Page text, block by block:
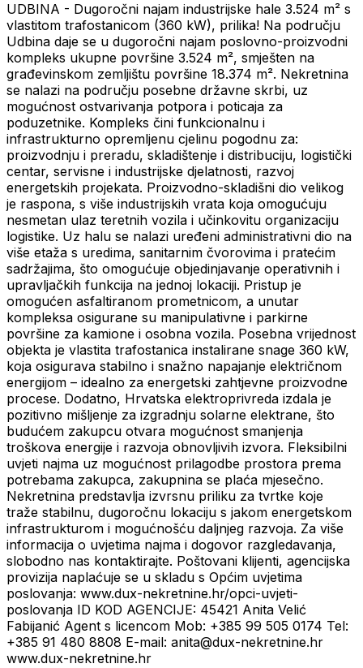
UDBINA - Dugoročni najam industrijske hale 3.524 m² s
vlastitom trafostanicom (360 kW), prilika! Na području
Udbina daje se u dugoročni najam poslovno-proizvodni
kompleks ukupne površine 3.524 m², smješten na
građevinskom zemljištu površine 18.374 m². Nekretnina
se nalazi na području posebne državne skrbi, uz
mogućnost ostvarivanja potpora i poticaja za
poduzetnike. Kompleks čini funkcionalnu i
infrastrukturno opremljenu cjelinu pogodnu za:
proizvodnju i preradu, skladištenje i distribuciju, logistički
centar, servisne i industrijske djelatnosti, razvoj
energetskih projekata. Proizvodno-skladišni dio velikog
je raspona, s više industrijskih vrata koja omogućuju
nesmetan ulaz teretnih vozila i učinkovitu organizaciju
logistike. Uz halu se nalazi uređeni administrativni dio na
više etaža s uredima, sanitarnim čvorovima i pratećim
sadržajima, što omogućuje objedinjavanje operativnih i
upravljačkih funkcija na jednoj lokaciji. Pristup je
omogućen asfaltiranom prometnicom, a unutar
kompleksa osigurane su manipulativne i parkirne
površine za kamione i osobna vozila. Posebna vrijednost
objekta je vlastita trafostanica instalirane snage 360 kW,
koja osigurava stabilno i snažno napajanje električnom
energijom – idealno za energetski zahtjevne proizvodne
procese. Dodatno, Hrvatska elektroprivreda izdala je
pozitivno mišljenje za izgradnju solarne elektrane, što
budućem zakupcu otvara mogućnost smanjenja
troškova energije i razvoja obnovljivih izvora. Fleksibilni
uvjeti najma uz mogućnost prilagodbe prostora prema
potrebama zakupca, zakupnina se plaća mjesečno.
Nekretnina predstavlja izvrsnu priliku za tvrtke koje
traže stabilnu, dugoročnu lokaciju s jakom energetskom
infrastrukturom i mogućnošću daljnjeg razvoja. Za više
informacija o uvjetima najma i dogovor razgledavanja,
slobodno nas kontaktirajte. Poštovani klijenti, agencijska
provizija naplaćuje se u skladu s Općim uvjetima
poslovanja: www.dux-nekretnine.hr/opci-uvjeti-
poslovanja ID KOD AGENCIJE: 45421 Anita Velić
Fabijanić Agent s licencom Mob: +385 99 505 0174 Tel:
+385 91 480 8808 E-mail: anita@dux-nekretnine.hr
www.dux-nekretnine.hr